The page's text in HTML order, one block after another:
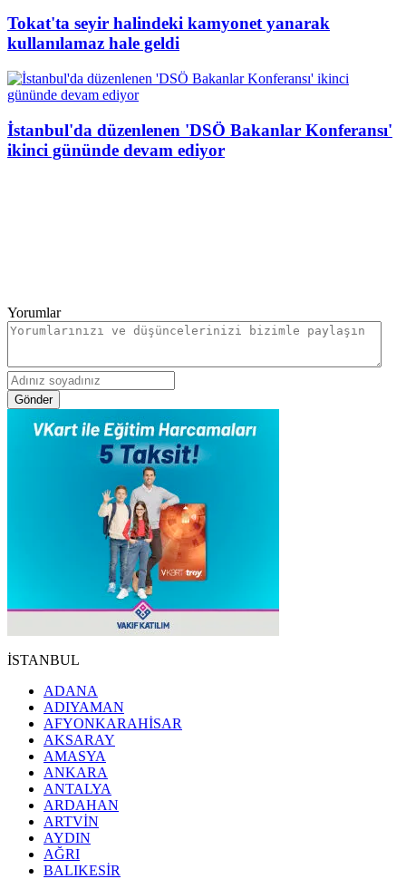
Tokat'ta seyir halindeki kamyonet yanarak
kullanılamaz hale geldi
İstanbul'da düzenlenen 'DSÖ Bakanlar Konferansı'
ikinci gününde devam ediyor
Yorumlar
Gönder
İSTANBUL
ADANA
ADIYAMAN
AFYONKARAHİSAR
AKSARAY
AMASYA
ANKARA
ANTALYA
ARDAHAN
ARTVİN
AYDIN
AĞRI
BALIKESİR